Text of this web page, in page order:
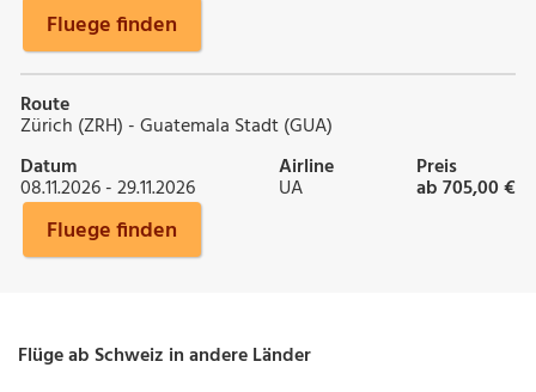
Fluege finden
Route
Zürich (ZRH) - Guatemala Stadt (GUA)
Datum
08.11.2026 - 29.11.2026
Airline
UA
Preis
ab 705,00 €
Fluege finden
Flüge ab Schweiz in andere Länder